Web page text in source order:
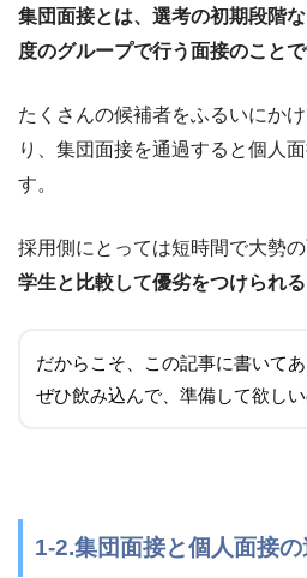
集団面接とは、選考の初期段階
度のグループで行う面接のことで
たくさんの候補者をふるいにか
り、集団面接を通過すると個人
す。
採用側にとっては短時間で大勢の
学生と比較して優劣をつけられる
だからこそ、この記事に書いて
ぜひ飲み込んで、準備して欲し
1-2.集団面接と個人面接